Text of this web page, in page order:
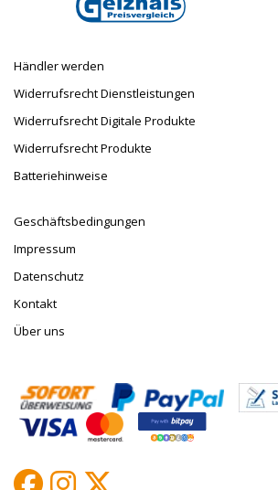
Händler werden
Widerrufsrecht Dienstleistungen
Widerrufsrecht Digitale Produkte
Widerrufsrecht Produkte
Batteriehinweise
Geschäftsbedingungen
Impressum
Datenschutz
Kontakt
Über uns